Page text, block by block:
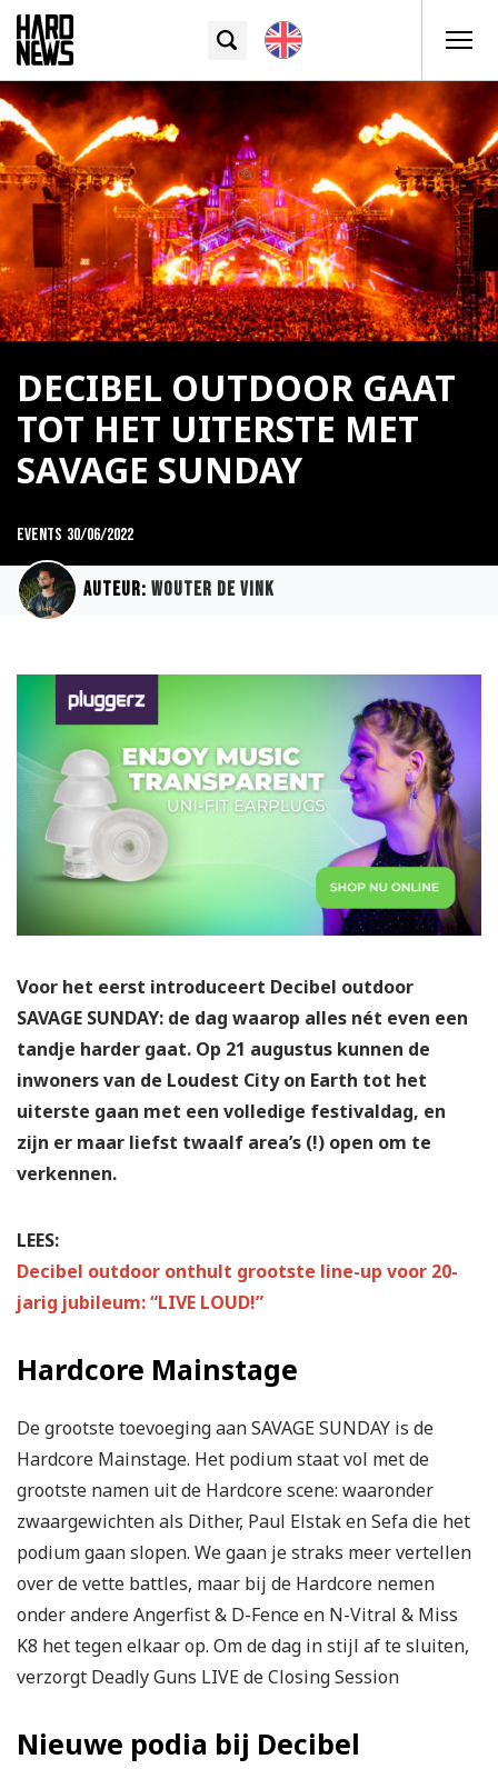
DECIBEL OUTDOOR GAAT
TOT HET UITERSTE MET
SAVAGE SUNDAY
Events 30/06/2022
Auteur: Wouter de Vink
Voor het eerst introduceert Decibel outdoor
SAVAGE SUNDAY: de dag waarop alles nét even een
tandje harder gaat. Op 21 augustus kunnen de
inwoners van de Loudest City on Earth tot het
uiterste gaan met een volledige festivaldag, en
zijn er maar liefst twaalf area’s (!) open om te
verkennen.
LEES:
Decibel outdoor onthult grootste line-up voor 20-
jarig jubileum: “LIVE LOUD!”
Hardcore Mainstage
De grootste toevoeging aan SAVAGE SUNDAY is de
Hardcore Mainstage. Het podium staat vol met de
grootste namen uit de Hardcore scene: waaronder
zwaargewichten als Dither, Paul Elstak en Sefa die het
podium gaan slopen. We gaan je straks meer vertellen
over de vette battles, maar bij de Hardcore nemen
onder andere Angerfist & D-Fence en N-Vitral & Miss
K8 het tegen elkaar op. Om de dag in stijl af te sluiten,
verzorgt Deadly Guns LIVE de Closing Session
Nieuwe podia bij Decibel